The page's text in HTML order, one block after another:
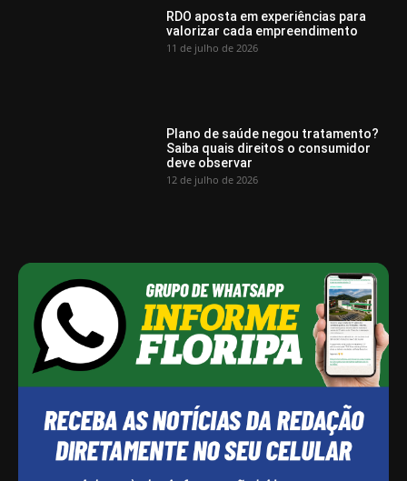
RDO aposta em experiências para
valorizar cada empreendimento
11 de julho de 2026
Plano de saúde negou tratamento?
Saiba quais direitos o consumidor
deve observar
12 de julho de 2026